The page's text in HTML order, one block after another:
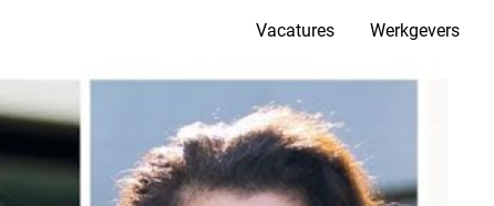
Vacatures Werkgevers